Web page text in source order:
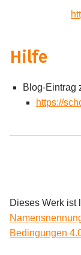
Hilfe
Blog-Eintrag
https://
Dieses Werk ist
Bedingungen